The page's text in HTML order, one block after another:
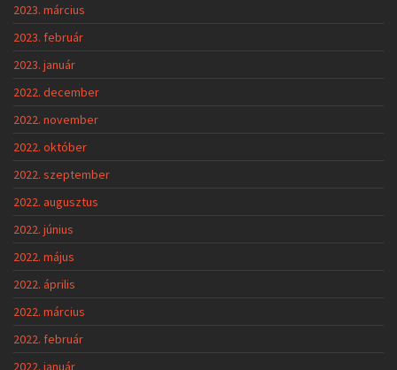
2023. március
2023. február
2023. január
2022. december
2022. november
2022. október
2022. szeptember
2022. augusztus
2022. június
2022. május
2022. április
2022. március
2022. február
2022. január